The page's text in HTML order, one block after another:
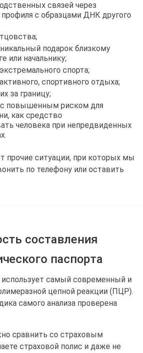
связей через
с образцами ДНК другого
подарок близкому
или начальнику;
спорта;
спортивного отдыха;
за границу;
повышенным риском для
как средство
человека при непредвиденных
прочие ситуации, при которых мы
по телефону или оставить
составления
паспорта
использует самый современный и
цепной реакции (ПЦР).
самого анализа проверена
сравнить со страховым
страховой полис и даже не